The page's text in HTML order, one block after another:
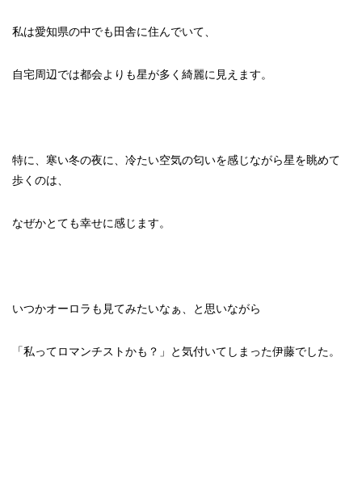
私は愛知県の中でも田舎に住んでいて、
自宅周辺では都会よりも星が多く綺麗に見えます。
特に、寒い冬の夜に、冷たい空気の匂いを感じながら星を眺めて
歩くのは、
なぜかとても幸せに感じます。
いつかオーロラも見てみたいなぁ、と思いながら
「私ってロマンチストかも？」と気付いてしまった伊藤でした。